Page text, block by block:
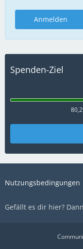
Anmelden
Spenden-Ziel
Nutzungsbedingungen
Gefällt es dir hier?